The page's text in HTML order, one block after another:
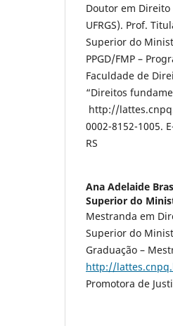
Doutor em Direito
UFRGS). Prof.
Superior do
PPGD/FMP –
Faculdade de
“Direitos
http://
0002-8152-1005.
RS
Ana Adelaide
Superior do
Mestranda em
Superior do
Graduação –
http://
Promotora de